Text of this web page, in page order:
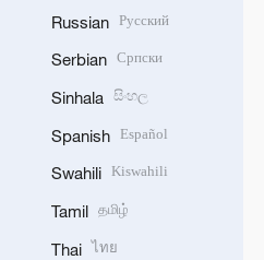
Russian Русский
Serbian Српски
Sinhala සිංහල
Spanish Español
Swahili Kiswahili
Tamil தமிழ்
Thai ไทย